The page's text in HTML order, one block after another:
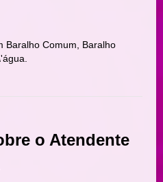
Baralho Comum, Baralho
o Atendente